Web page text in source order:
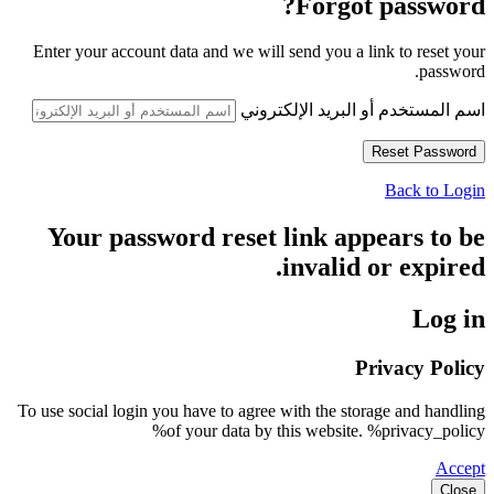
Enter your account data and we will send you a link to reset your
password.
اسم المستخدم أو البريد الإلكتروني
Back to Login
Your password reset link appears to be
invalid or expired.
Log in
Privacy Policy
To use social login you have to agree with the storage and handling
of your data by this website. %privacy_policy%
Accept
Close